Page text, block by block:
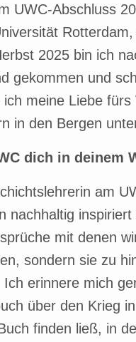
UWC-Abschluss
2025 bin ich
gekommen und
ich meine Liebe
in den Bergen
dich in deinem
am
nachhaltig
mit denen
sondern sie zu
Ich erinnere mich
über den Krieg
finden ließ, in